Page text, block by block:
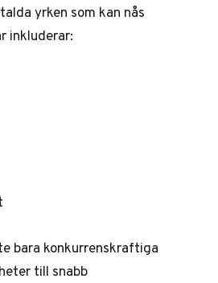
yrken som kan nås
inkluderar:
bara konkurrenskraftiga
till snabb